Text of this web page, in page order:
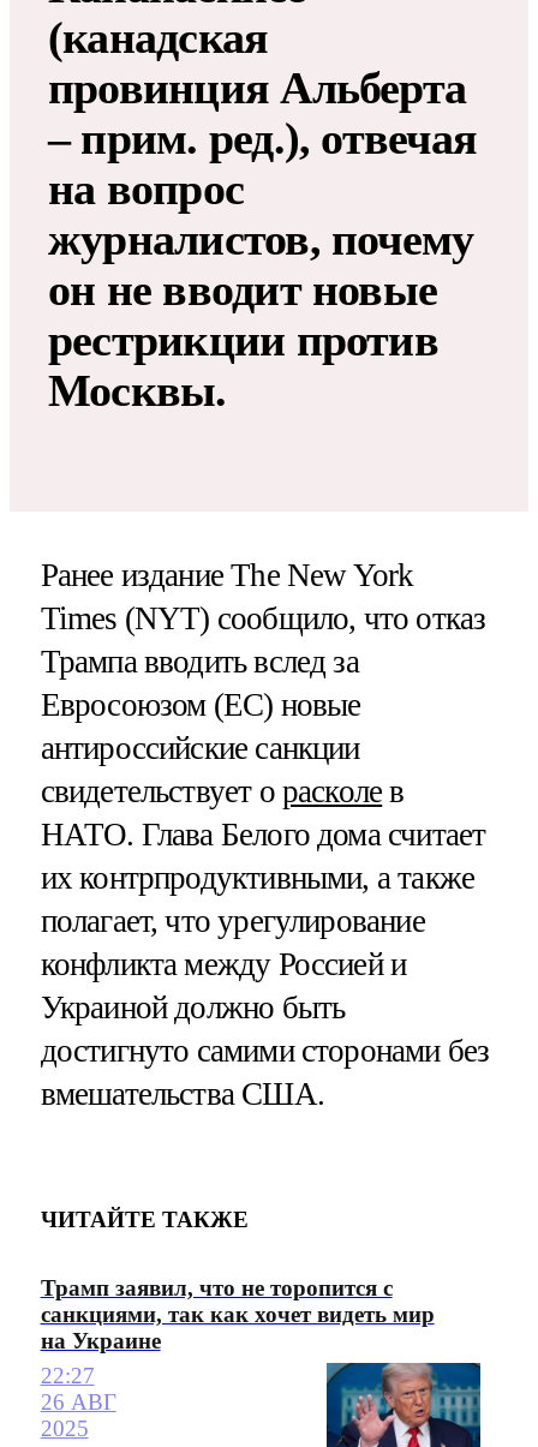
(канадская
провинция Альберта
– прим. ред.), отвечая
на вопрос
журналистов, почему
он не вводит новые
рестрикции против
Москвы.
Ранее издание The New York
Times (NYT) сообщило, что отказ
Трампа вводить вслед за
Евросоюзом (ЕС) новые
антироссийские санкции
свидетельствует о расколе в
НАТО. Глава Белого дома считает
их контрпродуктивными, а также
полагает, что урегулирование
конфликта между Россией и
Украиной должно быть
достигнуто самими сторонами без
вмешательства США.
ЧИТАЙТЕ ТАКЖЕ
Трамп заявил, что не торопится с
санкциями, так как хочет видеть мир
на Украине
22:27
26 АВГ
2025